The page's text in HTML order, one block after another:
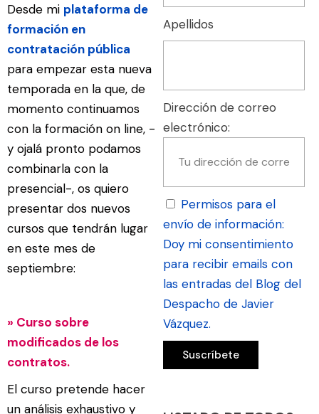
Desde mi plataforma de
formación en
contratación pública
para empezar esta nueva
temporada en la que, de
momento continuamos
con la formación on line, -
y ojalá pronto podamos
combinarla con la
presencial-, os quiero
presentar dos nuevos
cursos que tendrán lugar
en este mes de
septiembre:
» Curso sobre
modificados de los
contratos.
El curso pretende hacer
un análisis exhaustivo y
Apellidos
Dirección de correo
electrónico:
Permisos para el
envío de información:
Doy mi consentimiento
para recibir emails con
las entradas del Blog del
Despacho de Javier
Vázquez.